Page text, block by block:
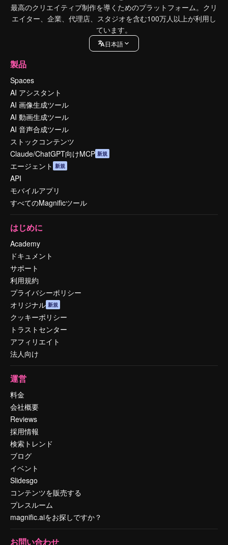
最高のクリエイティブ制作を導くためのプラットフォーム。クリ
エイター、企業、代理店、スタジオを含む100万人以上が利用し
ています。
日本語
製品
Spaces
AI アシスタント
AI 画像生成ツール
AI 動画生成ツール
AI 音声合成ツール
ストックコンテンツ
Claude/ChatGPT向けMCP 新規
エージェント 新規
API
モバイルアプリ
すべてのMagnificツール
はじめに
Academy
ドキュメント
サポート
利用規約
プライバシーポリシー
オリジナル 新規
クッキーポリシー
トラストセンター
アフィリエイト
法人向け
運営
料金
会社概要
Reviews
採用情報
検索トレンド
ブログ
イベント
Slidesgo
コンテンツを販売する
プレスルーム
magnific.aiをお探しですか？
お問い合わせ